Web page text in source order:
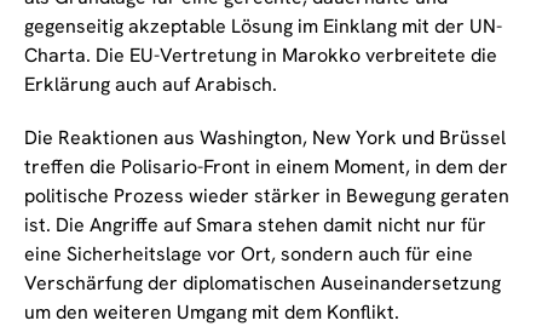
gegenseitig akzeptable Lösung im Einklang mit der UN-
Charta. Die EU-Vertretung in Marokko verbreitete die
Erklärung auch auf Arabisch.
Die Reaktionen aus Washington, New York und Brüssel
treffen die Polisario-Front in einem Moment, in dem der
politische Prozess wieder stärker in Bewegung geraten
ist. Die Angriffe auf Smara stehen damit nicht nur für
eine Sicherheitslage vor Ort, sondern auch für eine
Verschärfung der diplomatischen Auseinandersetzung
um den weiteren Umgang mit dem Konflikt.